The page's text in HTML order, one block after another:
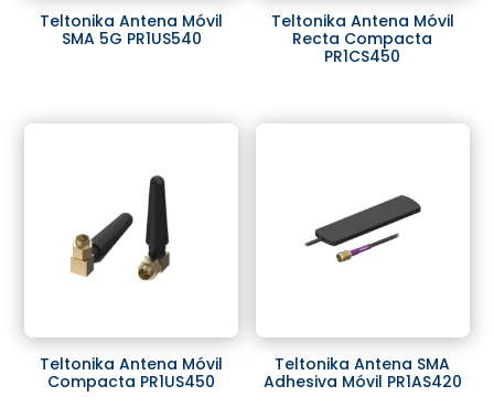
Teltonika Antena Móvil
SMA 5G PR1US540
Teltonika Antena Móvil
Recta Compacta
PR1CS450
Teltonika Antena Móvil
Compacta PR1US450
Teltonika Antena SMA
Adhesiva Móvil PR1AS420